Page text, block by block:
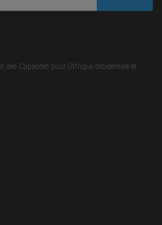
des Capacités pour l’Afrique occidentale et